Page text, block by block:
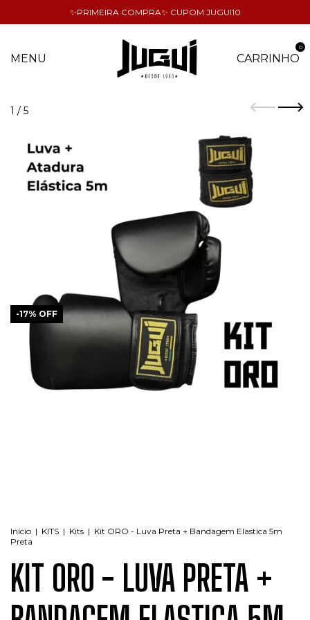
✨PRIMEIRA COMPRA✨ CUPOM JUGUI10
MENU CARRINHO
0
1 / 5
-17% OFF
Início | KITS | Kits | Kit ORO - Luva Preta + Bandagem Elastica 5m
Preta
KIT ORO - LUVA PRETA +